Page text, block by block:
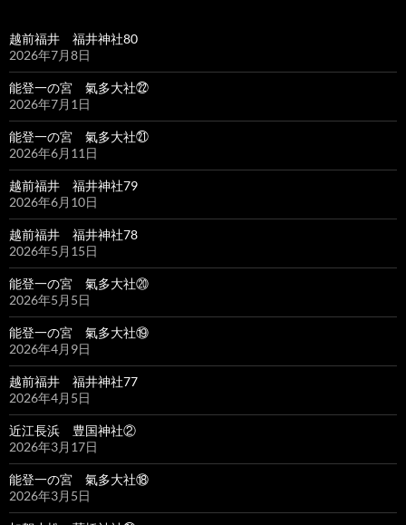
越前福井 福井神社80
2026年7月8日
能登一の宮 氣多大社㉒
2026年7月1日
能登一の宮 氣多大社㉑
2026年6月11日
越前福井 福井神社79
2026年6月10日
越前福井 福井神社78
2026年5月15日
能登一の宮 氣多大社⑳
2026年5月5日
能登一の宮 氣多大社⑲
2026年4月9日
越前福井 福井神社77
2026年4月5日
近江長浜 豊国神社②
2026年3月17日
能登一の宮 氣多大社⑱
2026年3月5日